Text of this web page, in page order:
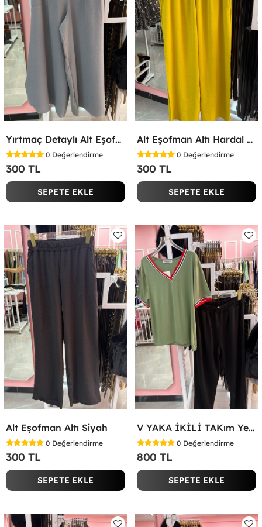
Yırtmaç Detaylı Alt Eşofman Altı Gri
0 Değerlendirme
300 TL
SEPETE EKLE
Alt Eşofman Altı Hardal Sarısı
0 Değerlendirme
300 TL
SEPETE EKLE
Alt Eşofman Altı Siyah
0 Değerlendirme
300 TL
SEPETE EKLE
V YAKA İKİLİ TAKım Yeşil
0 Değerlendirme
800 TL
SEPETE EKLE